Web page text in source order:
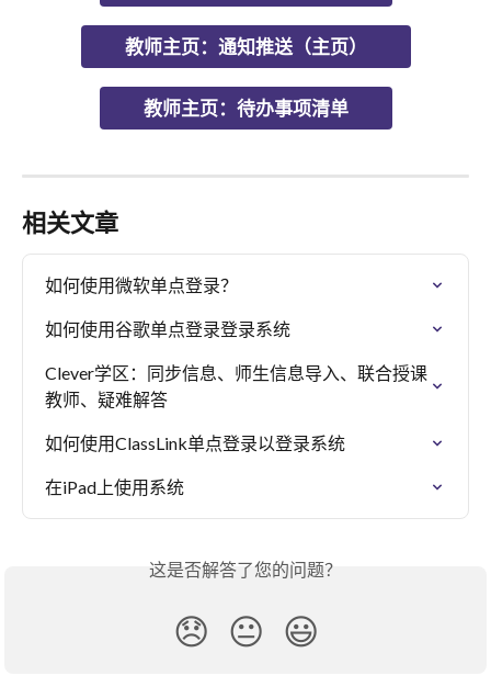
教师主页：通知推送（主页）
教师主页：待办事项清单
相关文章
如何使用微软单点登录？
如何使用谷歌单点登录登录系统
Clever学区：同步信息、师生信息导入、联合授课
教师、疑难解答
如何使用ClassLink单点登录以登录系统
在iPad上使用系统
这是否解答了您的问题？
😞 😐 😃